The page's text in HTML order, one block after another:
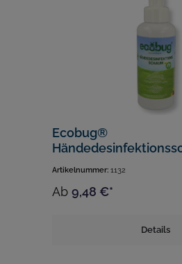
Ecobug®
Artikelnummer: 1132
Ab 9,48 €*
Details